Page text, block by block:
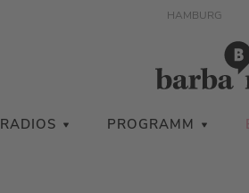
HAMBURG
RADIOS PROGRAMM